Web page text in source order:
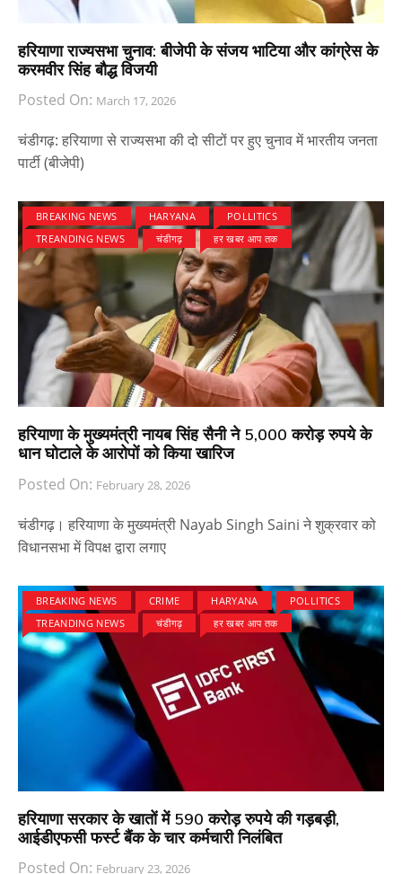
हरियाणा राज्यसभा चुनाव: बीजेपी के संजय भाटिया और कांग्रेस के
करमवीर सिंह बौद्ध विजयी
Posted On: March 17, 2026
चंडीगढ़: हरियाणा से राज्यसभा की दो सीटों पर हुए चुनाव में भारतीय जनता
पार्टी (बीजेपी)
BREAKING NEWS HARYANA
POLLITICS
TREANDING NEWS
चंडीगढ़ हर खबर आप तक
हरियाणा के मुख्यमंत्री नायब सिंह सैनी ने 5,000 करोड़ रुपये के
धान घोटाले के आरोपों को किया खारिज
Posted On: February 28, 2026
चंडीगढ़। हरियाणा के मुख्यमंत्री Nayab Singh Saini ने शुक्रवार को
विधानसभा में विपक्ष द्वारा लगाए
BREAKING NEWS CRIME HARYANA
POLLITICS
TREANDING NEWS
चंडीगढ़ हर खबर आप तक
हरियाणा सरकार के खातों में 590 करोड़ रुपये की गड़बड़ी,
आईडीएफसी फर्स्ट बैंक के चार कर्मचारी निलंबित
Posted On: February 23, 2026